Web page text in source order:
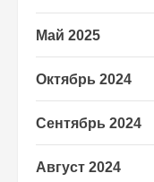
Май 2025
Октябрь 2024
Сентябрь 2024
Август 2024